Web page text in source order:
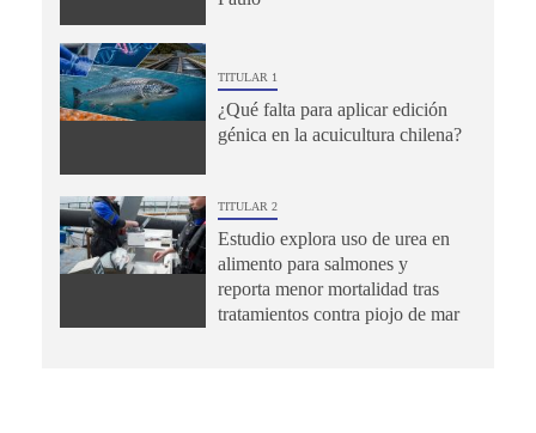
TITULAR 1
¿Qué falta para aplicar edición
génica en la acuicultura chilena?
TITULAR 2
Estudio explora uso de urea en
alimento para salmones y
reporta menor mortalidad tras
tratamientos contra piojo de mar